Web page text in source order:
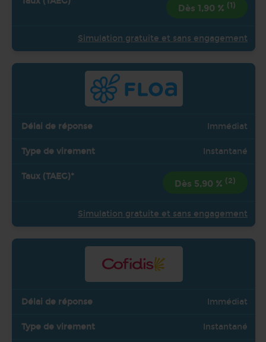
Dès 1,90 % (1)
Simulation gratuite et sans engagement
Immédiat
Instantané
Dès 5,90 % (2)
Simulation gratuite et sans engagement
Immédiat
Instantané